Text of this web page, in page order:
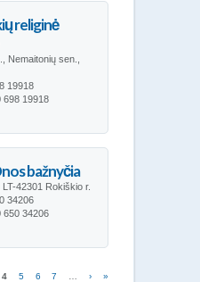
religinė
Nemaitonių sen.,
19918
698 19918
bažnyčia
42301 Rokiškio r.
34206
650 34206
4 5 6 7 › »